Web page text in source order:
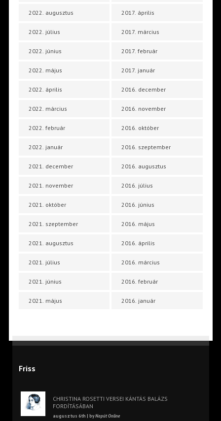
2022. augusztus
2022. július
2022. június
2022. május
2022. április
2022. március
2022. február
2022. január
2021. december
2021. november
2021. október
2021. szeptember
2021. augusztus
2021. július
2021. június
2021. május
2017. április
2017. március
2017. február
2017. január
2016. december
2016. november
2016. október
2016. szeptember
2016. augusztus
2016. július
2016. június
2016. május
2016. április
2016. március
2016. február
2016. január
Friss
CHRISTINA ROSETTI VERSEI KÁNTÁS BALÁZS
FORDÍTÁSÁBAN
augusztus 6th | byNapút Online